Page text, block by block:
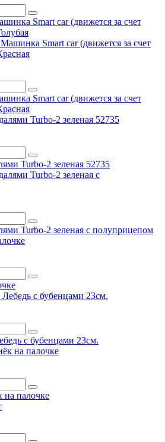
Smart car (движется за счет
Smart car (движется за счет
Turbo-2 зеленая 52735
Turbo-2 зеленая c полуприцепом
с бубенцами 23см.
на палочке